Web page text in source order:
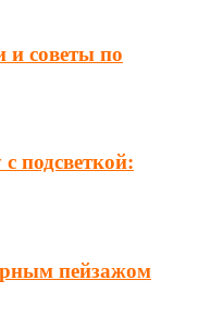
и советы по
подсветкой:
пейзажом